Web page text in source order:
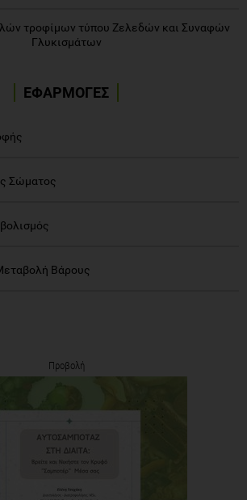
τροφίμων τύπου Ζελεδών και Συναφών
Γλυκισμάτων
ΕΦΑΡΜΟΓΕΣ
Σώματος
Βάρους
Προβολή